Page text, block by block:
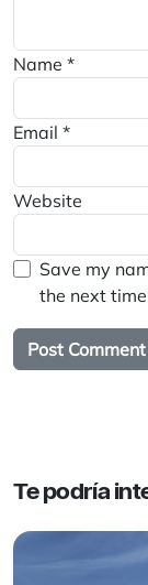
Name *
Email *
Website
Save my
the next
Te podría